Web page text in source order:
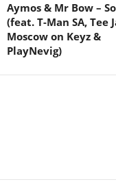
Aymos & Mr Bow –
(feat. T-Man SA, Tee
Moscow on Keyz &
PlayNevig)